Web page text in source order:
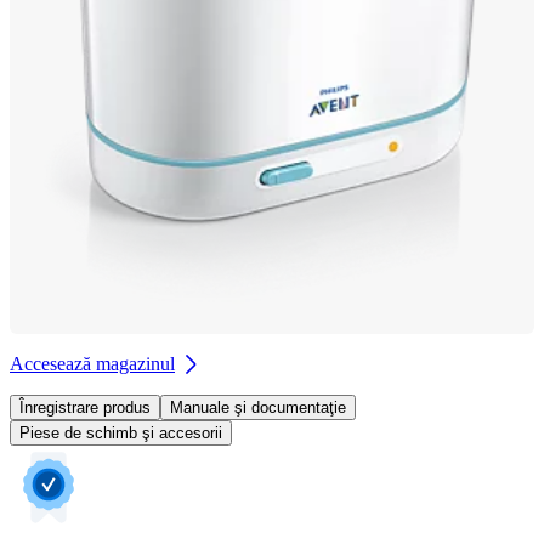
Accesează magazinul
Înregistrare produs
Manuale şi documentaţie
Piese de schimb şi accesorii